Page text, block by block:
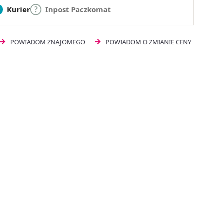
Kurier Inpost Paczkomat
POWIADOM ZNAJOMEGO POWIADOM O ZMIANIE CENY